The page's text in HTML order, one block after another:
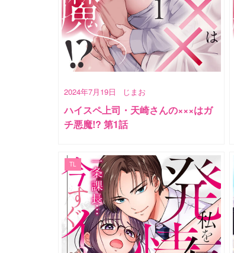
2024年7月19日 じまお
ハイスペ上司・天崎さんの×××はガ
チ悪魔!? 第1話
TL